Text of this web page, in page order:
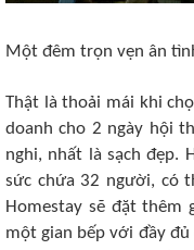
Một đêm trọn vẹn ân
Thật là thoải mái khi
doanh cho 2 ngày hội
nghi, nhất là sạch đẹp.
sức chứa 32 người, có
Homestay sẽ đặt thêm
một gian bếp với đầy